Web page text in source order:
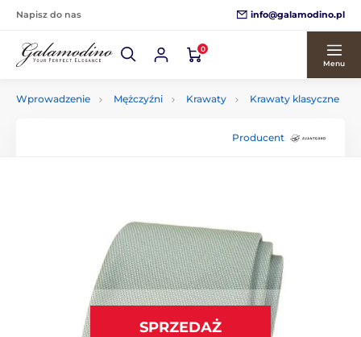
Napisz do nas info@galamodino.pl
0
Menu
Wprowadzenie Mężczyźni Krawaty Krawaty klasyczne
Producent
SPRZEDAŻ